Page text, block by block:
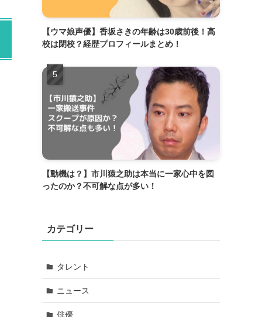
【ウマ娘声優】香坂さきの年齢は30歳前後！高
校は閉校？経歴プロフィールまとめ！
【動機は？】市川猿之助は本当に一家心中を図
ったのか？不可解な点が多い！
カテゴリー
タレント
ニュース
俳優